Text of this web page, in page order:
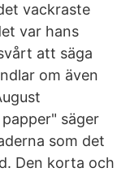
vackraste
var hans
att säga
om även
säger
som det
Den korta och